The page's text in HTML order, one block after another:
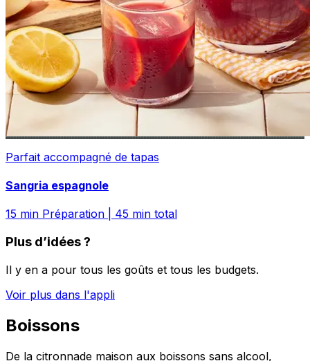
Parfait accompagné de tapas
Sangria espagnole
15 min Préparation 45 min total
Plus d’idées ?
Il y en a pour tous les goûts et tous les budgets.
Voir plus dans l'appli
Boissons
De la citronnade maison aux boissons sans alcool,